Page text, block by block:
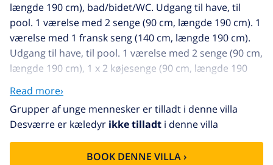
længde 190 cm), bad/bidet/WC. Udgang til have, til
pool. 1 værelse med 2 senge (90 cm, længde 190 cm). 1
værelse med 1 fransk seng (140 cm, længde 190 cm).
Udgang til have, til pool. 1 værelse med 2 senge (90 cm,
længde 190 cm), 1 x 2 køjesenge (90 cm, længde 190
cm). Store køkken (ovn, opvaskemaskine, 4 keramiske
kogeplader, mikroovn, fryser, elektrisk kaffemaskine).
Udgang til havesideplads, til pool. Bad/brus/WC.
Naturlige stengulve. Stor have, græsplæne.
Havemøbler, grill, liggestole. Herlige panoramaudsigt
over havet. Til benyttelse: vaskemaskine, strygejern
Read more›
Grupper af unge mennesker er tilladt i denne villa
Desværre er kæledyr ikke tilladt i denne villa
BOOK DENNE VILLA ›